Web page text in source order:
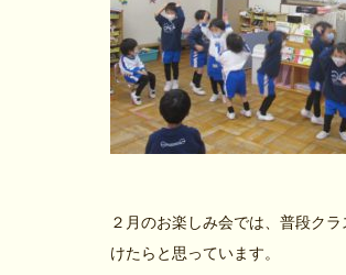
２月のお楽しみ会では、普段ク
けたらと思っています。